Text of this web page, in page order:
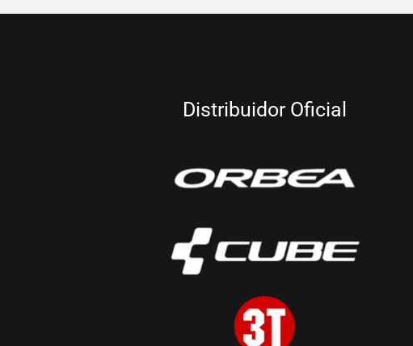
Distribuidor Oficial